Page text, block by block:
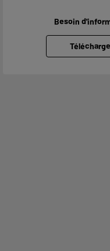
Besoin